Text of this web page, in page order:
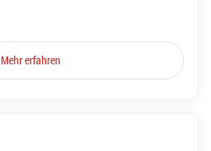
Mehr erfahren